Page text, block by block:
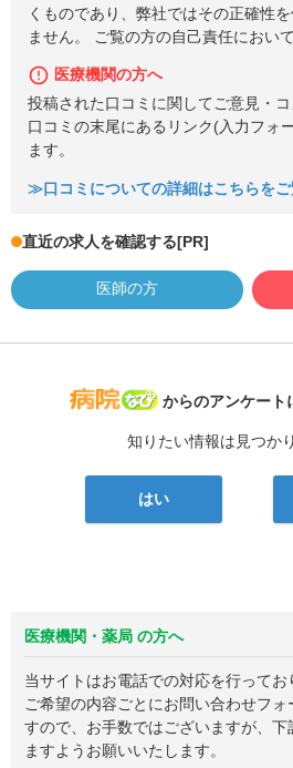
くものであり、弊社ではその正確性
ません。 ご覧の方の自己責任におい
医療機関の方へ
投稿された口コミに関してご意見・
口コミの末尾にあるリンク(入力フォ
ます。
≫口コミについての詳細はこちらをご
直近の求人を確認する[PR]
医師の方
病院なび
からのアンケート
知りたい情報は見つか
はい
医療機関・薬局 の方へ
当サイトはお電話での対応を行ってお
ご希望の内容ごとにお問い合わせフォ
すので、お手数ではございますが、
ますようお願いいたします。